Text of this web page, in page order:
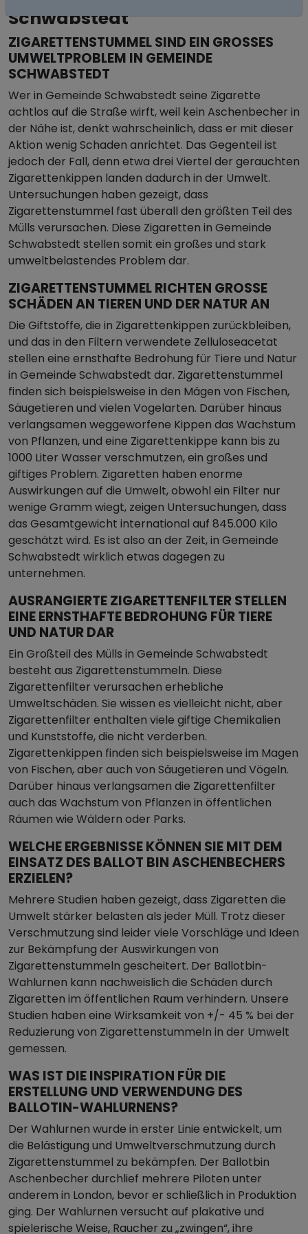
Schwabstedt
ZIGARETTENSTUMMEL SIND EIN GROSSES U
MWELTPROBLEM IN GEMEINDE S
CHWABSTEDT
Wer in Gemeinde Schwabstedt seine Zigarette
achtlos auf die Straße wirft, weil kein Aschenbecher in
der Nähe ist, denkt wahrscheinlich, dass er mit dieser
Aktion wenig Schaden anrichtet. Das Gegenteil ist
jedoch der Fall, denn etwa drei Viertel der gerauchten
Zigarettenkippen landen dadurch in der Umwelt.
Untersuchungen haben gezeigt, dass
Zigarettenstummel fast überall den größten Teil des
Mülls verursachen. Diese Zigaretten in Gemeinde
Schwabstedt stellen somit ein großes und stark
umweltbelastendes Problem dar.
ZIGARETTENSTUMMEL RICHTEN GROSSE S
CHÄDEN AN TIEREN UND DER NATUR AN
Die Giftstoffe, die in Zigarettenkippen zurückbleiben,
und das in den Filtern verwendete Zelluloseacetat
stellen eine ernsthafte Bedrohung für Tiere und Natur
in Gemeinde Schwabstedt dar. Zigarettenstummel
finden sich beispielsweise in den Mägen von Fischen,
Säugetieren und vielen Vogelarten. Darüber hinaus
verlangsamen weggeworfene Kippen das Wachstum
von Pflanzen, und eine Zigarettenkippe kann bis zu
1000 Liter Wasser verschmutzen, ein großes und
giftiges Problem. Zigaretten haben enorme
Auswirkungen auf die Umwelt, obwohl ein Filter nur
wenige Gramm wiegt, zeigen Untersuchungen, dass
das Gesamtgewicht international auf 845.000 Kilo
geschätzt wird. Es ist also an der Zeit, in Gemeinde
Schwabstedt wirklich etwas dagegen zu
unternehmen.
AUSRANGIERTE ZIGARETTENFILTER STELLEN
EINE ERNSTHAFTE BEDROHUNG FÜR TIERE
UND NATUR DAR
Ein Großteil des Mülls in Gemeinde Schwabstedt
besteht aus Zigarettenstummeln. Diese
Zigarettenfilter verursachen erhebliche
Umweltschäden. Sie wissen es vielleicht nicht, aber
Zigarettenfilter enthalten viele giftige Chemikalien
und Kunststoffe, die nicht verderben.
Zigarettenkippen finden sich beispielsweise im Magen
von Fischen, aber auch von Säugetieren und Vögeln.
Darüber hinaus verlangsamen die Zigarettenfilter
auch das Wachstum von Pflanzen in öffentlichen
Räumen wie Wäldern oder Parks.
WELCHE ERGEBNISSE KÖNNEN SIE MIT DEM
EINSATZ DES BALLOT BIN ASCHENBECHERS
ERZIELEN?
Mehrere Studien haben gezeigt, dass Zigaretten die
Umwelt stärker belasten als jeder Müll. Trotz dieser
Verschmutzung sind leider viele Vorschläge und Ideen
zur Bekämpfung der Auswirkungen von
Zigarettenstummeln gescheitert. Der Ballotbin-
Wahlurnen kann nachweislich die Schäden durch
Zigaretten im öffentlichen Raum verhindern. Unsere
Studien haben eine Wirksamkeit von +/- 45 % bei der
Reduzierung von Zigarettenstummeln in der Umwelt
gemessen.
WAS IST DIE INSPIRATION FÜR DIE
ERSTELLUNG UND VERWENDUNG DES
BALLOTIN-WAHLURNENS?
Der Wahlurnen wurde in erster Linie entwickelt, um
die Belästigung und Umweltverschmutzung durch
Zigarettenstummel zu bekämpfen. Der Ballotbin
Aschenbecher durchlief mehrere Piloten unter
anderem in London, bevor er schließlich in Produktion
ging. Der Wahlurnen versucht auf plakative und
spielerische Weise, Raucher zu „zwingen“, ihre